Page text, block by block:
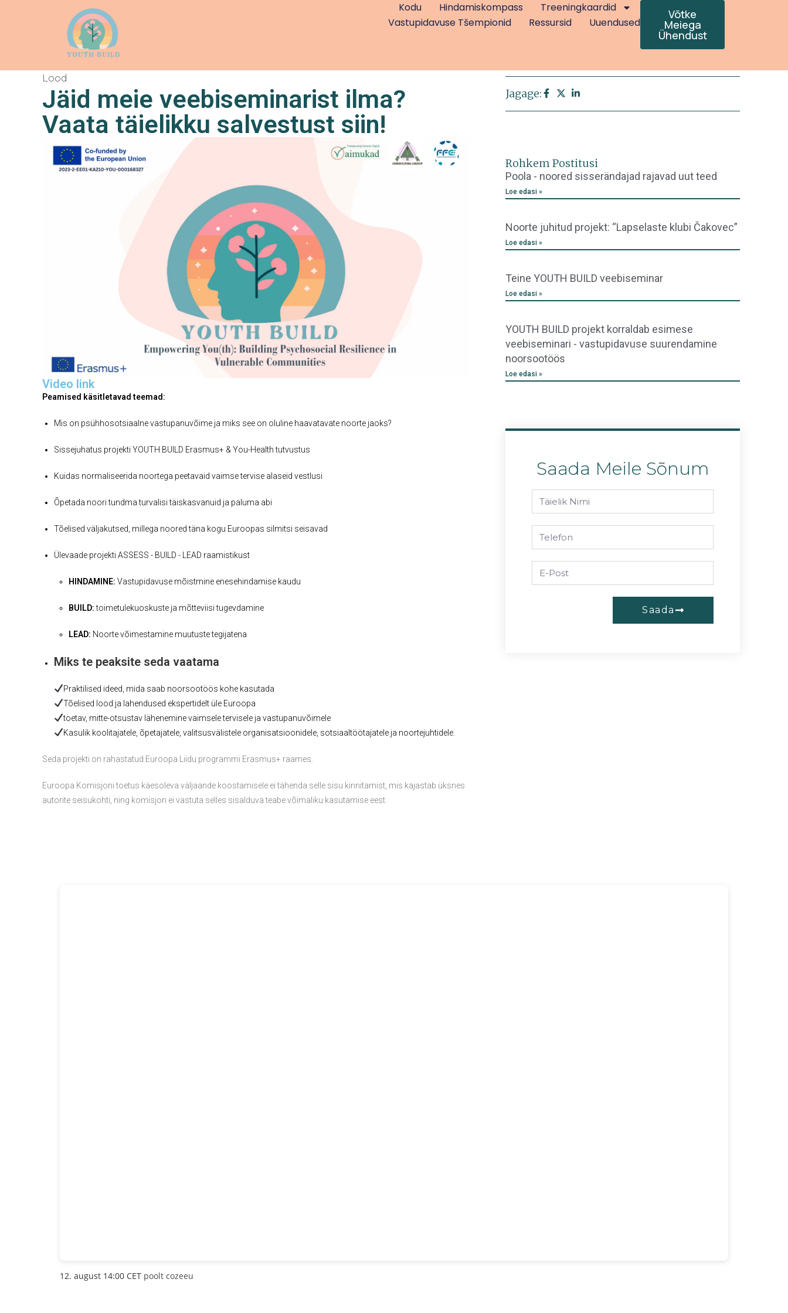
Kodu Hindamiskompass
Treeningkaardid
Vastupidavuse Tšempionid
Ressursid Uuendused
Võtke
Meiega
Ühendust
Lood
Jäid meie veebiseminarist ilma?
Vaata täielikku salvestust siin!
Video link
Peamised käsitletavad teemad:
Mis on psühhosotsiaalne vastupanuvõime ja miks see on oluline haavatavate noorte jaoks?
Sissejuhatus projekti YOUTH BUILD Erasmus+ & You-Health tutvustus
Kuidas normaliseerida noortega peetavaid vaimse tervise alaseid vestlusi
Õpetada noori tundma turvalisi täiskasvanuid ja paluma abi
Tõelised väljakutsed, millega noored täna kogu Euroopas silmitsi seisavad
Ülevaade projekti ASSESS - BUILD - LEAD raamistikust
HINDAMINE: Vastupidavuse mõistmine enesehindamise kaudu
BUILD:toimetulekuoskuste ja mõtteviisi tugevdamine
LEAD: Noorte võimestamine muutuste tegijatena
Miks te peaksite seda vaatama
Praktilised ideed, mida saab noorsootöös kohe kasutada
Tõelised lood ja lahendused ekspertidelt üle Euroopa
toetav, mitte-otsustav lähenemine vaimsele tervisele ja vastupanuvõimele
Kasulik koolitajatele, õpetajatele, valitsusvälistele organisatsioonidele, sotsiaaltöötajatele ja noortejuhtidele.
Seda projekti on rahastatud Euroopa Liidu programmi Erasmus+ raames.
Euroopa Komisjoni toetus käesoleva väljaande koostamisele ei tähenda selle sisu kinnitamist, mis kajastab üksnes
autorite seisukohti, ning komisjon ei vastuta selles sisalduva teabe võimaliku kasutamise eest.
Jagage:
Rohkem Postitusi
Poola - noored sisserändajad rajavad uut teed
Loe edasi »
Noorte juhitud projekt: “Lapselaste klubi Čakovec”
Loe edasi »
Teine YOUTH BUILD veebiseminar
Loe edasi »
YOUTH BUILD projekt korraldab esimese
veebiseminari - vastupidavuse suurendamine
noorsootöös
Loe edasi »
Saada Meile Sõnum
Saada
12. august 14:00 CET poolt cozeeu